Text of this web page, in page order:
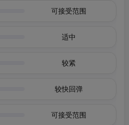
可接受范围
适中
较紧
较快回弹
可接受范围